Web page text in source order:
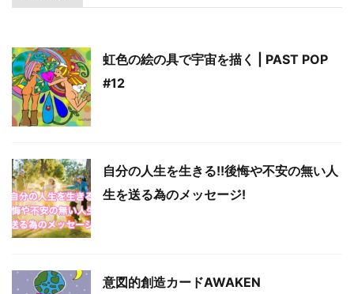
虹色の絵の具で宇宙を描く | PAST POP
#12
自分の人生を生きる!!後悔や不安の無い人
生を送る為のメッセージ!
意図的創造カードAWAKEN